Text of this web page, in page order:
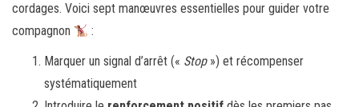
cordages. Voici sept manœuvres essentielles pour guider votre
compagnon
:
Marquer un signal d’arrêt (« Stop») et récompenser
systématiquement